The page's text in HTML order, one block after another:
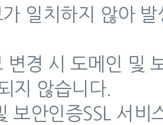
일치하지 않아
변경 시 도메인 및
지 않습니다.
보안인증SSL 서